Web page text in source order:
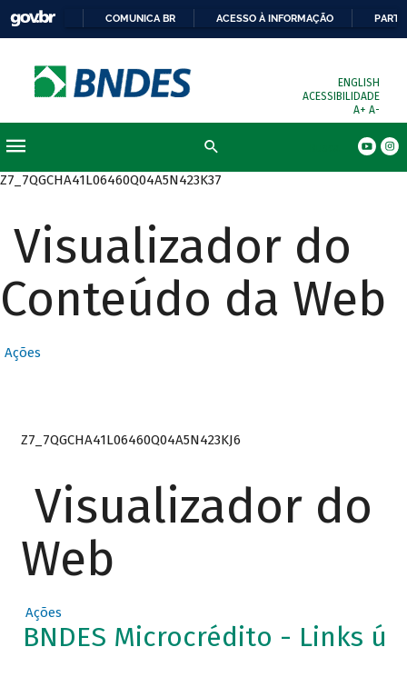
COMUNICA BR ACESSO À INFORMAÇÃO
ENGLISH
ACESSIBILIDADE
A+ A-
Z7_7QGCHA41L06460Q04A5N423K37
Visualizador do
Conteúdo da Web
Ações
Z7_7QGCHA41L06460Q04A5N423KJ6
Visualizador do
Web
Ações
BNDES Microcrédito - Links